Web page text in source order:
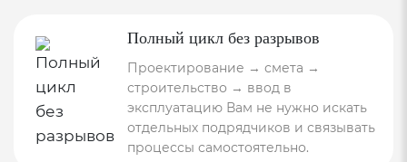
Полный цикл без разрывов
Проектирование → смета →
строительство → ввод в
эксплуатацию Вам не нужно искать
отдельных подрядчиков и связывать
процессы самостоятельно.